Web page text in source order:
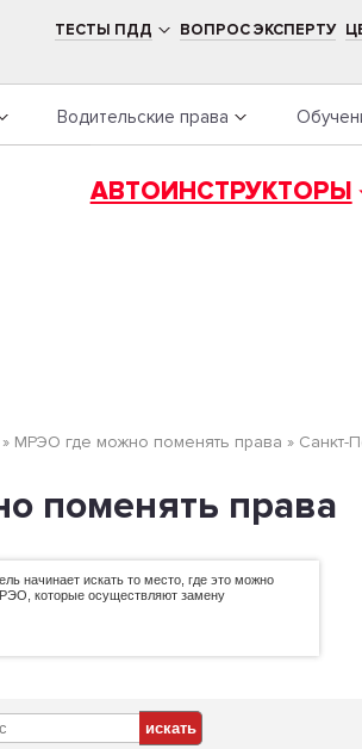
ТЕСТЫ ПДД ВОПРОС ЭКСПЕРТУ
Водительские права
АВТОИНСТРУКТОРЫ
» МРЭО где можно поменять права » Санкт-
поменять права
начинает искать то место, где это можно
которые осуществляют замену